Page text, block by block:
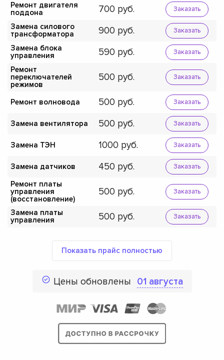
Ремонт двигателя
поддона
700 Заказать
Замена силового
трансформатора
900 Заказать
Замена блока
управления
590 Заказать
Ремонт
переключателей
режимов
500 Заказать
Ремонт волновода 500 Заказать
Замена вентилятора 500 Заказать
Замена ТЭН 1000 Заказать
Замена датчиков 450 Заказать
Ремонт платы
управления
(восстановление)
500 Заказать
Замена платы
управления
500 Заказать
Показать прайс полностью
Цены обновлены 01 августа